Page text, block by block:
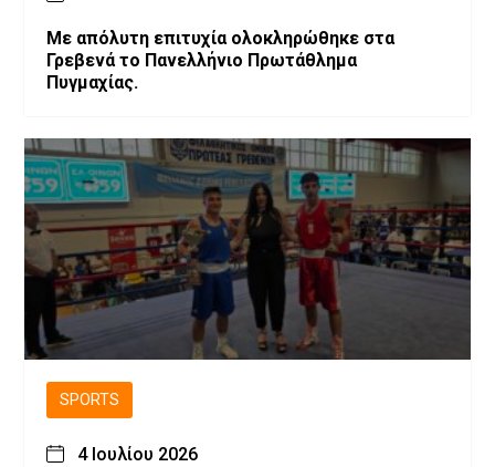
Με απόλυτη επιτυχία ολοκληρώθηκε στα
Γρεβενά το Πανελλήνιο Πρωτάθλημα
Πυγμαχίας.
SPORTS
4 Ιουλίου 2026